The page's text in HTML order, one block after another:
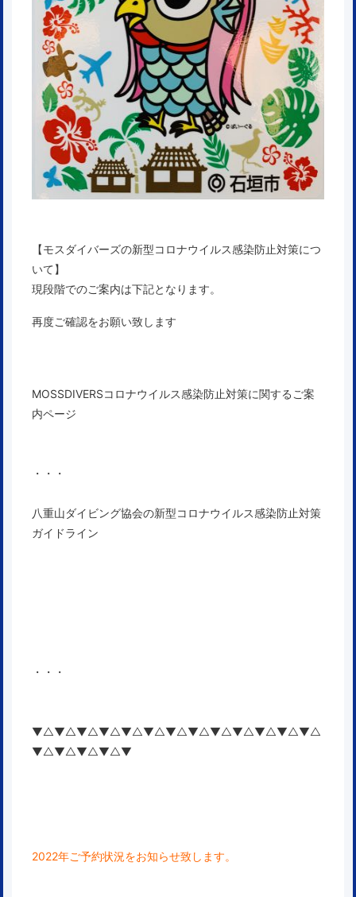
【モスダイバーズの新型コロナウイルス感染防止対策につ
いて】
現段階でのご案内は下記となります。
再度ご確認をお願い致します
MOSSDIVERSコロナウイルス感染防止対策に関するご案
内ページ
・・・
八重山ダイビング協会の新型コロナウイルス感染防止対策
ガイドライン
・・・
▼△▼△▼△▼△▼△▼△▼△▼△▼△▼△▼△▼△▼△
▼△▼△▼△▼△▼
2022年ご予約状況をお知らせ致します。